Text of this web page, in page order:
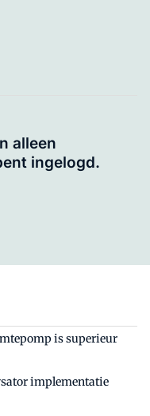
alleen
ingelogd.
is superieur
implementatie